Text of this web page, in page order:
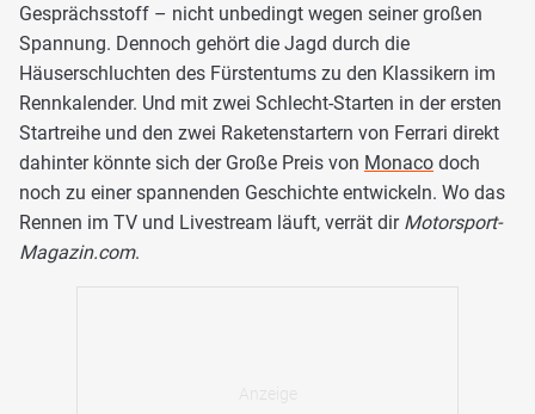
Gesprächsstoff – nicht unbedingt wegen seiner großen
Spannung. Dennoch gehört die Jagd durch die
Häuserschluchten des Fürstentums zu den Klassikern im
Rennkalender. Und mit zwei Schlecht-Starten in der ersten
Startreihe und den zwei Raketenstartern von Ferrari direkt
dahinter könnte sich der Große Preis von Monaco doch
noch zu einer spannenden Geschichte entwickeln. Wo das
Rennen im TV und Livestream läuft, verrät dirMotorsport-
Magazin.com.